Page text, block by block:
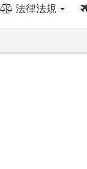
法律法規